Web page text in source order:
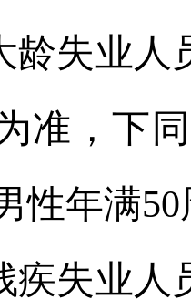
失业人员
准，下
性年满
失业人员